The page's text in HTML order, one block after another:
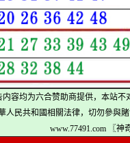
容均为六合赞助商提供，本站
人民共和國相關法律，切勿參與
www.77491.com 〖神